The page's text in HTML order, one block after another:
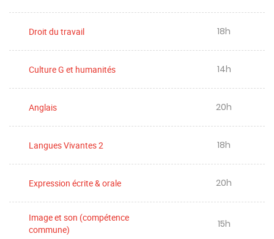
Droit du travail 18h
Culture G et humanités 14h
Anglais 20h
Langues Vivantes 2 18h
Expression écrite & orale 20h
Image et son (compétence
commune)
15h